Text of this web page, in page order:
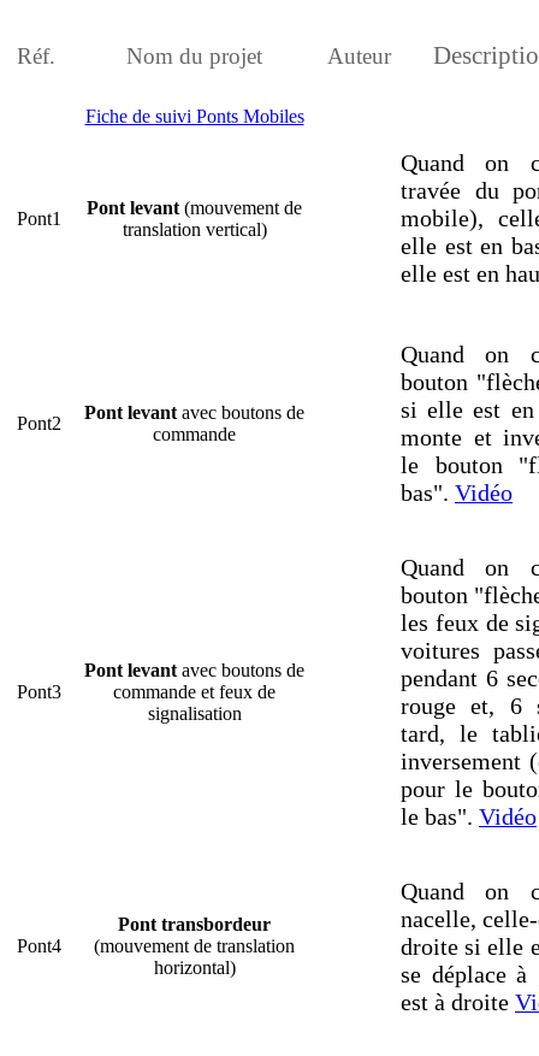
Réf. Nom du projet Auteur
Fiche de suivi Ponts Mobiles
Pont1
Pont levant (mouvement de
translation vertical)
Quand on
travée du
mobile),
elle est en
elle est en
Pont2
Pont levant avec boutons de
commande
Quand on
bouton
si elle est
monte et
le bouton
bas". Vidéo
Pont3
Pont levant avec boutons de
commande et feux de
signalisation
Quand on
bouton
les feux de
voitures
pendant 6
rouge et, 6
tard, le
inversement
pour le
le bas". Vidéo
Pont4
Pont transbordeur
(mouvement de translation
horizontal)
Quand on
nacelle,
droite si elle
se déplace
est à droite